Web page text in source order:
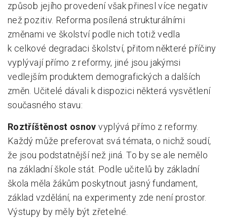
způsob jejího provedení však přinesl více negativ
než pozitiv. Reforma posílená strukturálními
změnami ve školství podle nich totiž vedla
k celkové degradaci školství, přitom některé příčiny
vyplývají přímo z reformy, jiné jsou jakýmsi
vedlejším produktem demografických a dalších
změn. Učitelé dávali k dispozici některá vysvětlení
současného stavu:
Roztříštěnost osnov vyplývá přímo z reformy.
Každý může preferovat svá témata, o nichž soudí,
že jsou podstatnější než jiná. To by se ale nemělo
na základní škole stát. Podle učitelů by základní
škola měla žákům poskytnout jasný fundament,
základ vzdělání, na experimenty zde není prostor.
Výstupy by měly být zřetelné.